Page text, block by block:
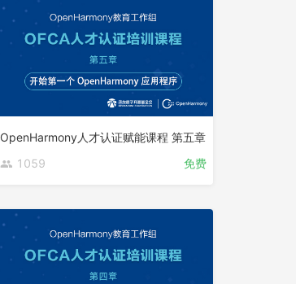
OpenHarmony人才认证赋能课程 第五章
1059
免费